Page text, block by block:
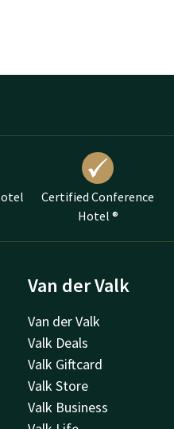
Certified Conference
Hotel ®
Van der Valk
Van der Valk
Valk Deals
Valk Giftcard
Valk Store
Valk Business